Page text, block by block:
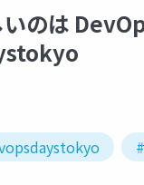
いのは